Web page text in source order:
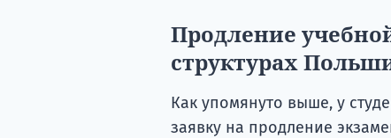
Продление
структурах
Как упомянуто выше, у
заявку на продление